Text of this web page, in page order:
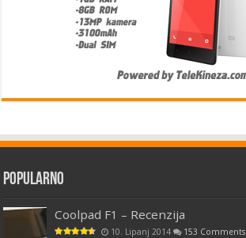
Popularno
Coolpad F1 – Recenzija
10. Lipanj 2014 153 Comments